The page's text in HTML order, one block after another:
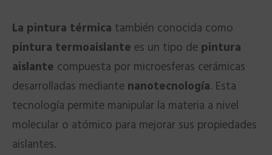
La pintura térmica también conocida como
pintura termoaislante es un tipo de pintura
aislante compuesta por microesferas cerámicas
desarrolladas mediante nanotecnología. Esta
tecnología permite manipular la materia a nivel
molecular o atómico para mejorar sus propiedades
aislantes.